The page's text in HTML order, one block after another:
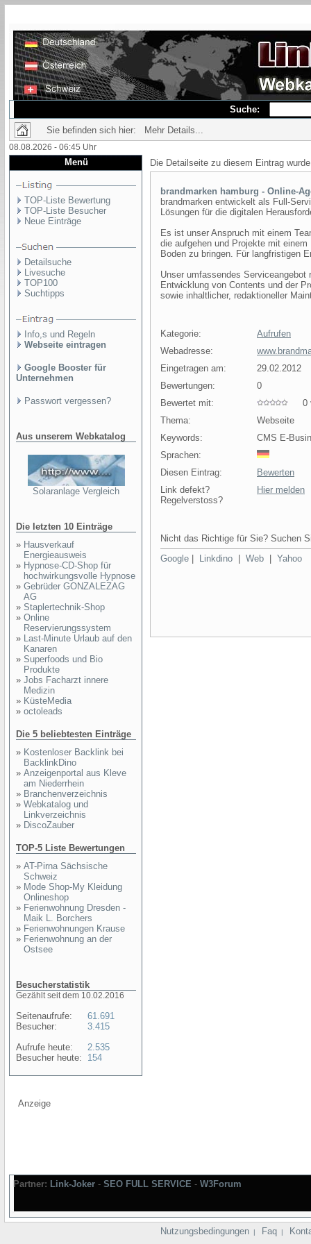
Suche:
Sie befinden sich hier: Mehr Details...
08.08.2026 - 06:45 Uhr
Menü
TOP-Liste Bewertung
TOP-Liste Besucher
Neue Einträge
Detailsuche
Livesuche
TOP100
Suchtipps
Info,s und Regeln
Webseite eintragen
Google Booster für
Unternehmen
Passwort vergessen?
Aus unserem Webkatalog
Solaranlage Vergleich
Die letzten 10 Einträge
» Hausverkauf
Energieausweis
» Hypnose-CD-Shop für
hochwirkungsvolle Hypnose
» Gebrüder GONZALEZAG
AG
» Staplertechnik-Shop
» Online
Reservierungssystem
» Last-Minute Urlaub auf den
Kanaren
» Superfoods und Bio
Produkte
» Jobs Facharzt innere
Medizin
» KüsteMedia
» octoleads
Die 5 beliebtesten Einträge
» Kostenloser Backlink bei
BacklinkDino
» Anzeigenportal aus Kleve
am Niederrhein
» Branchenverzeichnis
» Webkatalog und
Linkverzeichnis
» DiscoZauber
TOP-5 Liste Bewertungen
» AT-Pirna Sächsische
Schweiz
» Mode Shop-My Kleidung
Onlineshop
» Ferienwohnung Dresden -
Maik L. Borchers
» Ferienwohnungen Krause
» Ferienwohnung an der
Ostsee
Besucherstatistik
Gezählt seit dem 10.02.2016
Seitenaufrufe:
Besucher:
Aufrufe heute:
Besucher heute:
61.691
3.415
2.535
154
Die Detailseite zu diesem Eintrag
brandmarken hamburg - Online-
brandmarken entwickelt als Full-
Lösungen für die digitalen
Es ist unser Anspruch mit einem
die aufgehen und Projekte mit
Boden zu bringen. Für langfristigen
Unser umfassendes
Entwicklung von Contents und der
sowie inhaltlicher, redaktioneller
Kategorie:
Aufrufen
Webadresse:
Eingetragen am:
29.02.2012
Bewertungen:
0
Bewertet mit:
0
Thema:
Webseite
Keywords:
CMS E-
Sprachen:
Diesen Eintrag:
Bewerten
Link defekt?
Regelverstoss?
Hier melden
Nicht das Richtige für Sie? Suchen
Google
Linkdino Web Yahoo
Anzeige
Partner: Link-Joker - SEO FULL SERVICE - W3Forum
Nutzungsbedingungen | Faq |